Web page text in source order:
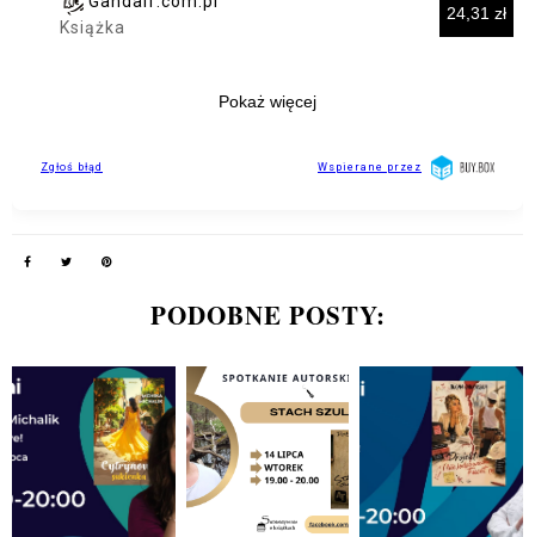
PODOBNE POSTY: